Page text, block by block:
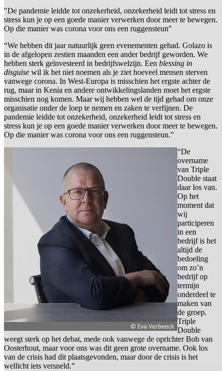
"De pandemie leidde tot onzekerheid, onzekerheid leidt tot stress en
stress kun je op een goede manier verwerken door meer te bewegen.
Op die manier was corona voor ons een ruggensteun"
“We hebben dit jaar natuurlijk geen evenementen gehad. Golazo is
in de afgelopen zestien maanden een ander bedrijf geworden. We
hebben sterk geïnvesteerd in bedrijfswelzijn. Een blessing in
disguise wil ik het niet noemen als je ziet hoeveel mensen sterven
vanwege corona. In West-Europa is misschien het ergste achter de
rug, maar in Kenia en andere ontwikkelingslanden moet het ergste
misschien nog komen. Maar wij hebben wel de tijd gehad om onze
organisatie onder de loep te nemen en zaken te verfijnen. De
pandemie leidde tot onzekerheid, onzekerheid leidt tot stress en
stress kun je op een goede manier verwerken door meer te bewegen.
Op die manier was corona voor ons een ruggensteun.”
“De
overname
van Triple
Double staat
daar los van.
Op het
moment dat
wij
participeren
in een
bedrijf is het
altijd de
bedoeling
om zo’n
bedrijf op
termijn
onderdeel te
maken van
de groep.
Triple
Double
weegt sterk op het debat, mede ook vanwege de oprichter Bob van
Oosterhout, maar voor ons was dit geen grote overname. Ook los
van de crisis had dit plaatsgevonden, maar door de crisis is het
wellicht iets versneld.”